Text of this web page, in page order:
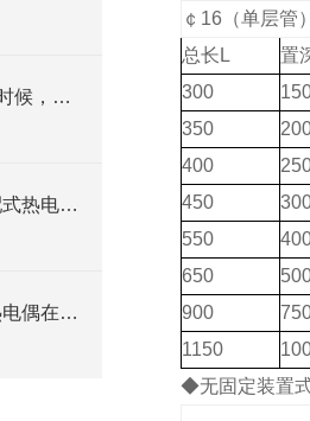
铂铑热电偶在进行安装的时候，具体的步骤是什么？
WRP-130无固定铂铑装配式热电偶使用说明
WRP-330活动法兰铂铑热电偶在高温工业生产过程中的运用
￠16（单层管）
总长L
置
300
350
400
450
550
650
900
1150
◆无固定装置